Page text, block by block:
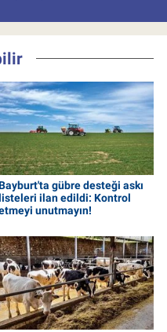
gübre desteği askı
ilan edildi: Kontrol
unutmayın!